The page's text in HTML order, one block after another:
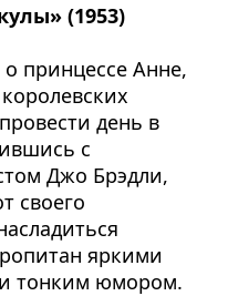
(1953)
принцессе Анне,
день в
с
Джо Брэдли,
своего
яркими
тонким юмором.